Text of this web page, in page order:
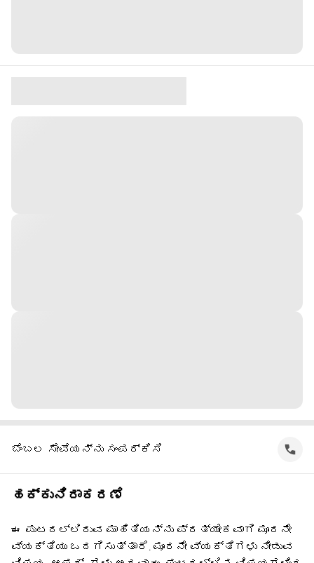
ಬೆಂಬಲ ಸೇವೆಯನ್ನು ಸಂಪರ್ಕಿಸಿ
ಹಕ್ಕುನಿರಾಕರಣೆ
ಈ ಪುಟದಲ್ಲಿರುವ ಮಾಹಿತಿಯನ್ನು ಪ್ರತ್ಯೇಕವಾಗಿ ಮೂರನೇ
ವ್ಯಕ್ತಿಯು ಒದಗಿಸುತ್ತಾರೆ. ಮೂರನೇ ವ್ಯಕ್ತಿಗಳು ನೀಡುವ